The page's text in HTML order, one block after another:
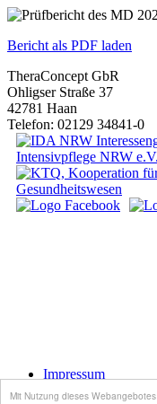
Mit Nutzung dieses
Bericht als PDF laden
TheraConcept GbR
Ohligser Straße 37
42781 Haan
Telefon: 02129 34841-0
Impressum
Datenschutz